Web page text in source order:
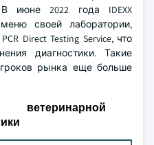
июне 2022 года IDEXX
своей лаборатории,
Direct Testing Service, что
диагностики. Такие
рынка еще больше